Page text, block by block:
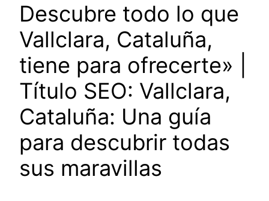
Descubre todo lo que
Vallclara, Cataluña,
tiene para ofrecerte» |
Título SEO: Vallclara,
Cataluña: Una guía
para descubrir todas
sus maravillas